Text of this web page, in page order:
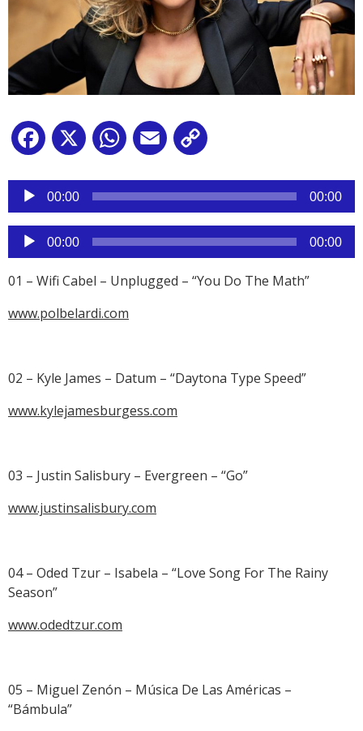
Facebook
X WhatsApp
Email
Reproductor
audio
00:00 00:00
Reproductor
de
audio
00:00 00:00
01 – Wifi Cabel – Unplugged – “You Do The Math”
www.polbelardi.com
02 – Kyle James – Datum – “Daytona Type Speed”
www.kylejamesburgess.com
03 – Justin Salisbury – Evergreen – “Go”
www.justinsalisbury.com
04 – Oded Tzur – Isabela – “Love Song For The Rainy
Season”
www.odedtzur.com
05 – Miguel Zenón – Música De Las Américas –
“Bámbula”